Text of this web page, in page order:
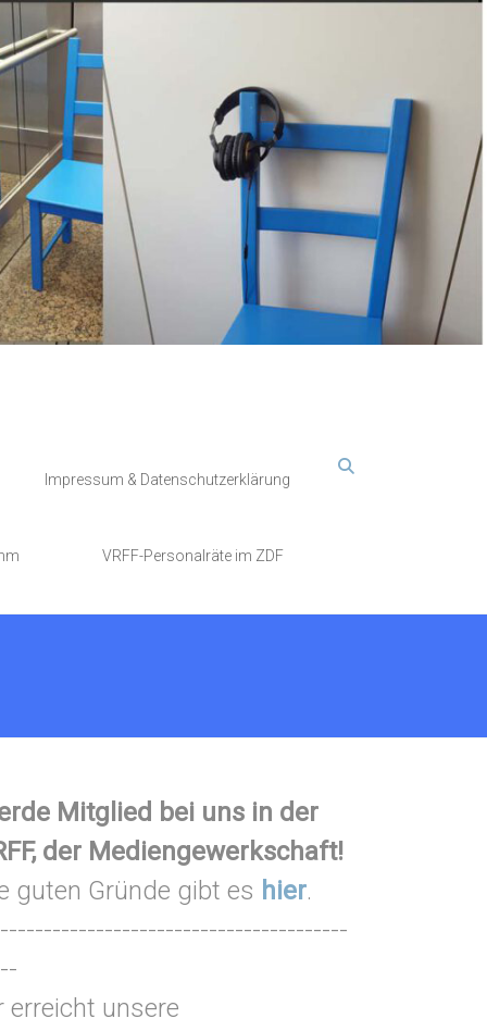
Impressum & Datenschutzerklärung
VRFF-Personalräte im ZDF
Mitglied bei uns in der
der Mediengewerkschaft!
guten Gründe gibt es hier.
erreicht unsere